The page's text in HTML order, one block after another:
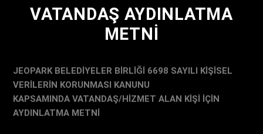
VATANDAŞ AYDINLATMA
METNİ
JEOPARK BELEDİYELER BİRLİĞİ 6698 SAYILI KİŞİSEL
VERİLERİN KORUNMASI KANUNU
KAPSAMINDA VATANDAŞ/HİZMET ALAN KİŞİ İÇİN
AYDINLATMA METNİ